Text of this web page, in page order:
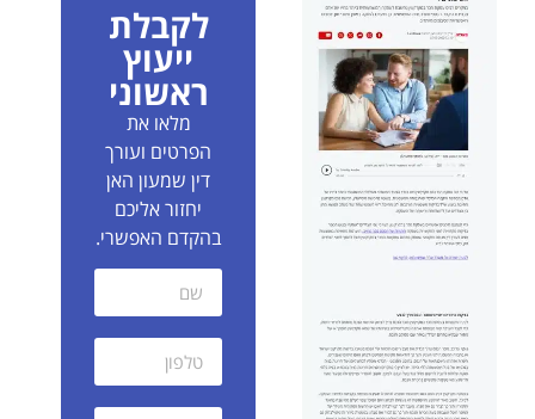
לקבלת
ייעוץ
ראשוני
מלאו את
הפרטים ועורך
דין שמעון האן
יחזור אליכם
בהקדם האפשרי.